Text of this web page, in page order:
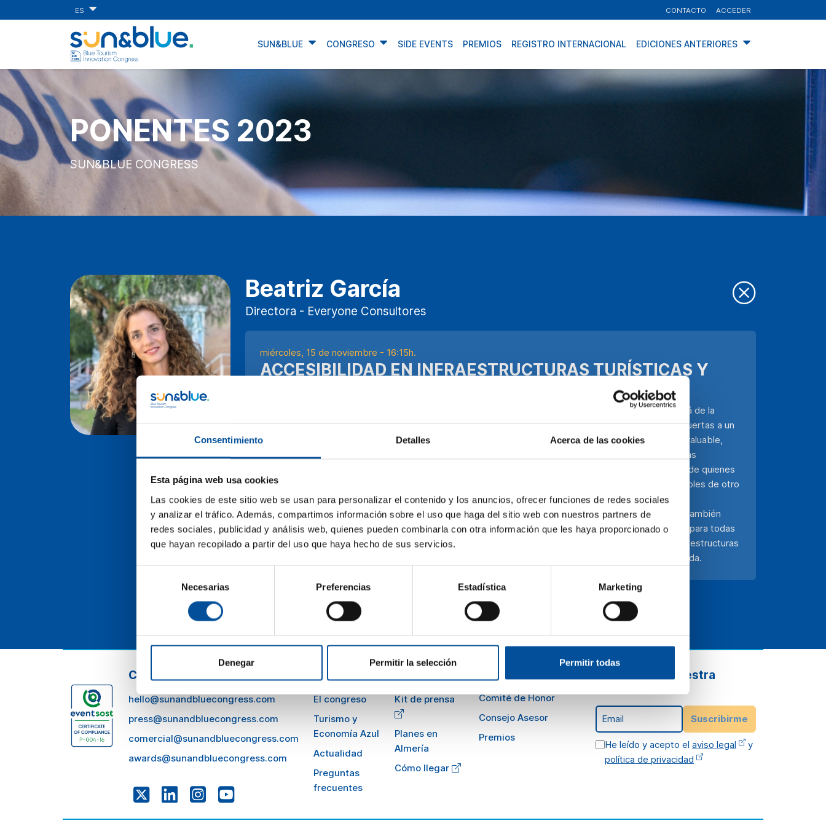
Consentimiento Detalles Acerca de las cookies
Esta página web usa cookies
Las cookies de este sitio web se usan para personalizar el contenido y los anuncios, ofrecer funciones de redes sociales
y analizar el tráfico. Además, compartimos información sobre el uso que haga del sitio web con nuestros partners de
redes sociales, publicidad y análisis web, quienes pueden combinarla con otra información que les haya proporcionado o
que hayan recopilado a partir del uso que haya hecho de sus servicios.
consentimiento
Necesarias Preferencias Estadística Marketing
Denegar Permitir la selección Permitir todas
ES CONTACTO ACCEDER
SUN&BLUE CONGRESO SIDE EVENTS PREMIOS REGISTRO INTERNACIONAL EDICIONES ANTERIORES
PONENTES 2023
SUN&BLUE CONGRESS
Beatriz García
Directora - Everyone Consultores
miércoles, 15 de noviembre - 16:15h.
ACCESIBILIDAD EN INFRAESTRUCTURAS TURÍSTICAS Y
La accesibilidad se erige como un elemento intrínseco al ADN del turismo azul, trascendiendo más allá de la
simple adaptación de infraestructuras. Es un compromiso con la inclusión y la igualdad, que abre las puertas a un
abanico de posibilidades enriquecedoras. En este contexto, la tecnología emerge como una aliada invaluable,
permitiendo traspasar barreras físicas y ofrecer experiencias transformadoras a personas con diversas
discapacidades. La integración de herramientas como la realidad virtual no solo amplía los horizontes de quienes
enfrentan limitaciones, brindándoles la oportunidad de experimentar destinos y actividades inalcanzables de otro
modo, sino que también aporta una nueva dimensión a la industria turística en su conjunto. Al fusionar
accesibilidad y tecnología, el turismo azul no solo se convierte en un espacio más inclusivo, sino que también
revela su capacidad de innovación y adaptación, generando experiencias memorables y significativas para todas
las personas, sin importar sus limitaciones. De cómo los destinos turísticos están adaptando sus infraestructuras
y de qué propuestas innovadoras nos trae la tecnología será de lo que hablemos en esta mesa redonda.
CONTACTO
hello@sunandbluecongress.com
press@sunandbluecongress.com
comercial@sunandbluecongress.com
awards@sunandbluecongress.com
Sun&Blue
El congreso
Turismo y
Economía Azul
Actualidad
Preguntas
frecuentes
Kit de prensa
Planes en
Almería
Cómo llegar
Comité de Honor
Consejo Asesor
Premios
Suscríbete a nuestra
Email
Suscribirme
He leído y acepto elaviso legal
y
política de privacidad